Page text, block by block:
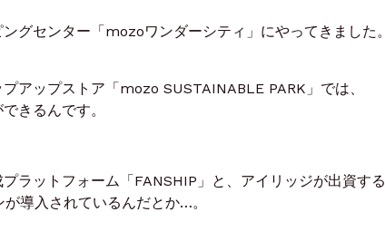
グセンター「mozoワンダーシティ」にやってきました。
アップストア「mozo SUSTAINABLE PARK」では、
きるんです。
ラットフォーム「FANSHIP」と、アイリッジが出資する
導入されているんだとか…。